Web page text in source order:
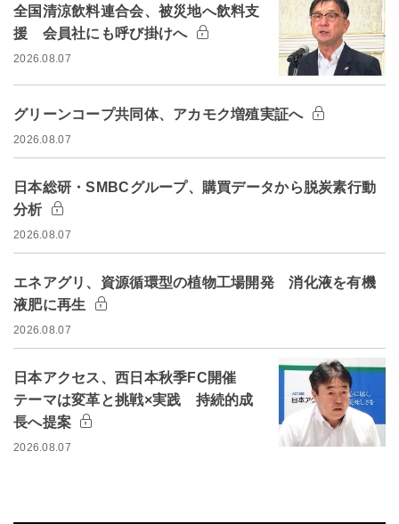
全国清涼飲料連合会、被災地へ飲料支
援 会員社にも呼び掛けへ
2026.08.07
グリーンコープ共同体、アカモク増殖実証へ
2026.08.07
日本総研・SMBCグループ、購買データから脱炭素行動
分析
2026.08.07
エネアグリ、資源循環型の植物工場開発 消化液を有機
液肥に再生
2026.08.07
日本アクセス、西日本秋季FC開催
テーマは変革と挑戦×実践 持続的成
長へ提案
2026.08.07